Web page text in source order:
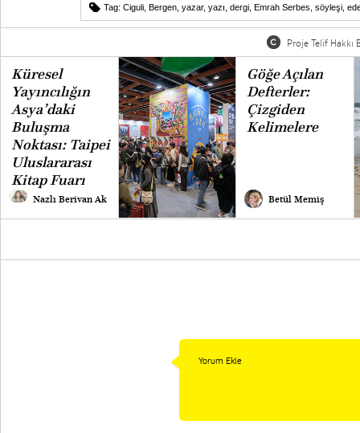
Tag: Ciguli Bergen yazar, yazı dergi Emrah Serbes söyleşi
Proje Telif Hakkı
Küresel
Yayıncılığın
Asya’daki
Buluşma
Noktası: Taipei
Uluslararası
Kitap Fuarı
Nazlı Berivan Ak
Göğe Açılan
Defterler:
Çizgiden
Kelimelere
Betül Memiş